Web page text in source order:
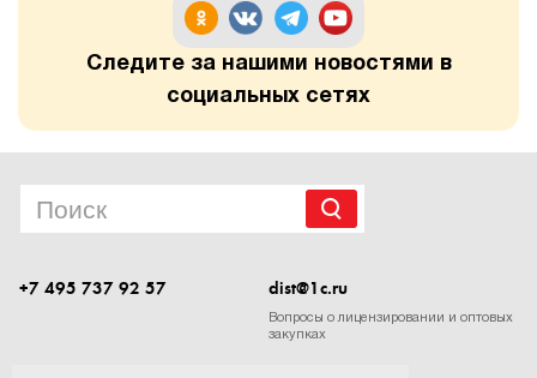
Следите за нашими новостями в
социальных сетях
+7 495 737 92 57 dist@1c.ru
Вопросы о лицензировании и оптовых
закупках